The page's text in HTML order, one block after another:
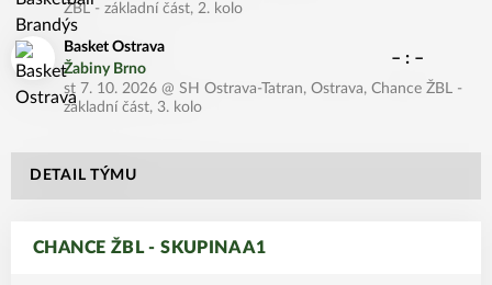
ŽBL - základní část, 2. kolo
Basket Ostrava
Žabiny Brno
– : –
st 7. 10. 2026 @ SH Ostrava-Tatran, Ostrava, Chance ŽBL -
základní část, 3. kolo
DETAIL TÝMU
CHANCE ŽBL - SKUPINA A1